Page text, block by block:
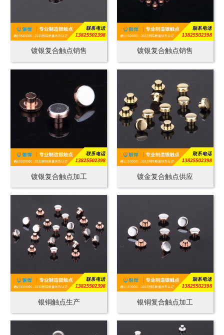
镀银复合触点销售 镀银复合触点销售
镀银复合触点加工 镀金复合触点供应
银铜触点生产 银铜复合触点加工